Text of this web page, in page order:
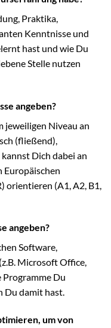
Praktika,
Kenntnisse und
hast und wie Du
Stelle nutzen
angeben?
jeweiligen Niveau an
(fließend),
Dich dabei an
Europäischen
orientieren (A1, A2, B1,
angeben?
Software,
Microsoft Office,
Programme Du
Du damit hast.
um von